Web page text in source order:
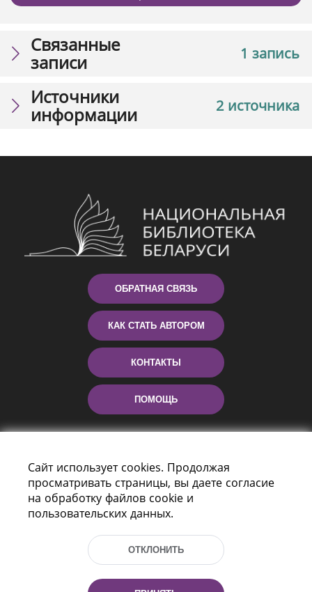
1 запись
Связанные
записи
2 источника
Источники
информации
ОБРАТНАЯ СВЯЗЬ
КАК СТАТЬ АВТОРОМ
КОНТАКТЫ
ПОМОЩЬ
Пр-т Независимости 116
г. Минск, Республика Беларусь, 220114
Тел.: (+375 17) 368 37 37, Факс: (+375 17)
Сайт использует cookies. Продолжая
просматривать страницы, вы даете согласие
на обработку файлов cookie и
пользовательских данных.
ОТКЛОНИТЬ